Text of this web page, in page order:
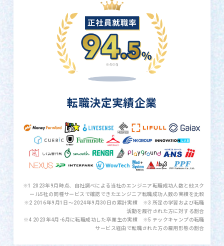
転職決定実績企業
※1 2023年9月時点、自社調べによる当社のエンジニア転職成功人数と他スク
ール5社の同種サービスで確認できたエンジニア転職成功人数の実績を比較
※2 2016年9月1日〜2024年9月30日の累計実績 ※3 所定の学習および転職
活動を履行された方に対する割合
※4 2023年4月-6月に転職成功した卒業生の実績 ※5 テックキャンプの転職
サービス経由で転職された方の雇用形態の割合